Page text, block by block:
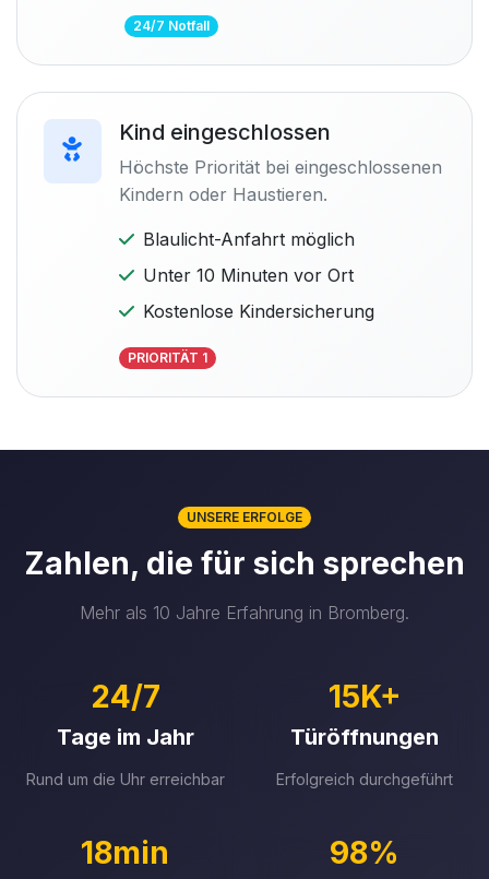
24/7 Notfall
Kind eingeschlossen
Höchste Priorität bei eingeschlossenen
Kindern oder Haustieren.
Blaulicht-Anfahrt möglich
Unter 10 Minuten vor Ort
Kostenlose Kindersicherung
PRIORITÄT 1
UNSERE ERFOLGE
Zahlen, die für sich sprechen
Mehr als 10 Jahre Erfahrung in Bromberg.
24/7
Tage im Jahr
Rund um die Uhr erreichbar
15K+
Türöffnungen
Erfolgreich durchgeführt
18min 98%